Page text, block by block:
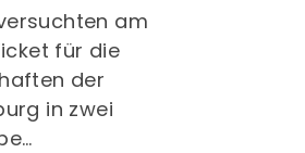
am
für die
der
in zwei